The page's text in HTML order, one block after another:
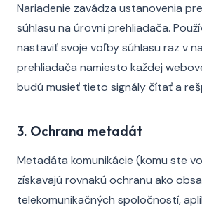
Nariadenie zavádza ustanovenia
súhlasu na úrovni prehliadača.
nastaviť svoje voľby súhlasu raz v
prehliadača namiesto každej
budú musieť tieto signály čítať a
3. Ochrana metadát
Metadáta komunikácie (komu ste
získavajú rovnakú ochranu ako
telekomunikačných spoločností,